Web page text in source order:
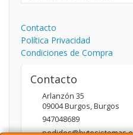
Contacto
Política Privacidad
Condiciones de Compra
Contacto
Arlanzón 35
09004Burgos,Burgos
947048689